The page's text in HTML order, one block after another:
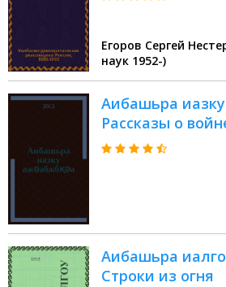
Егоров Сергей
наук 1952-)
Аибашьра
Рассказы о
Аибашьра
Строки из огня